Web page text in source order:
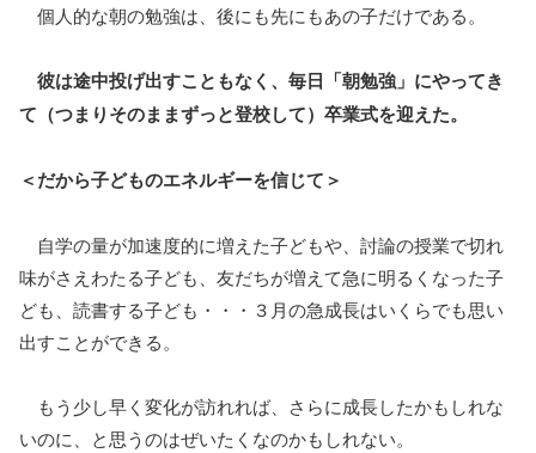
個人的な朝の勉強は、後にも先にもあの子だけである。
彼は途中投げ出すこともなく、毎日「朝勉強」にやってき
て（つまりそのままずっと登校して）卒業式を迎えた。
＜だから子どものエネルギーを信じて＞
自学の量が加速度的に増えた子どもや、討論の授業で切れ
味がさえわたる子ども、友だちが増えて急に明るくなった子
ども、読書する子ども・・・３月の急成長はいくらでも思い
出すことができる。
もう少し早く変化が訪れれば、さらに成長したかもしれな
いのに、と思うのはぜいたくなのかもしれない。